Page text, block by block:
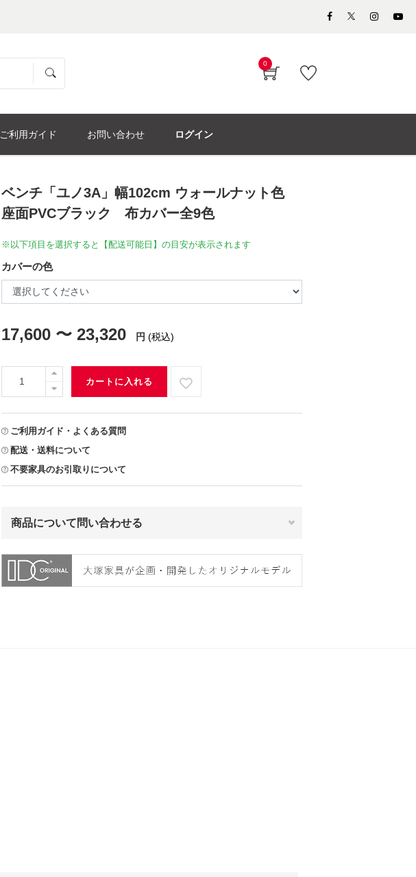
0
ご利用ガイド お問い合わせ ログイン
ベンチ「ユノ3A」幅102cm ウォールナット色
座面PVCブラック 布カバー全9色
※以下項目を選択すると【配送可能日】の目安が表示されます
カバーの色
17,600 〜 23,320 円 (税込)
カートに入れる
ご利用ガイド・よくある質問
配送・送料について
不要家具のお引取りについて
商品について問い合わせる